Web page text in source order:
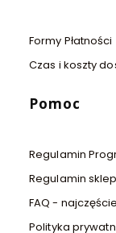
Formy Płatności
Czas i koszty
Pomoc
Regulamin
Regulamin
FAQ -
Polityka